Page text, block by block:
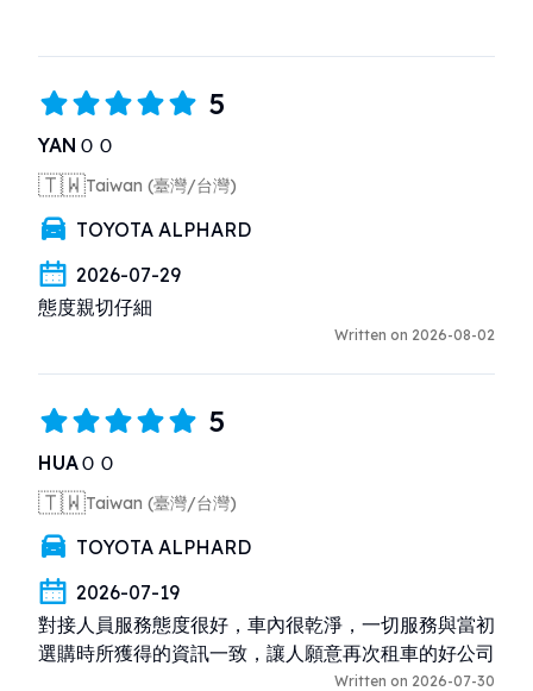
5
YANＯＯ
🇹🇼Taiwan (臺灣/台灣)
TOYOTA ALPHARD
2026-07-29
態度親切仔細
Written on 2026-08-02
5
HUAＯＯ
🇹🇼Taiwan (臺灣/台灣)
TOYOTA ALPHARD
2026-07-19
對接人員服務態度很好，車內很乾淨，一切服務與當初
選購時所獲得的資訊一致，讓人願意再次租車的好公司
Written on 2026-07-30